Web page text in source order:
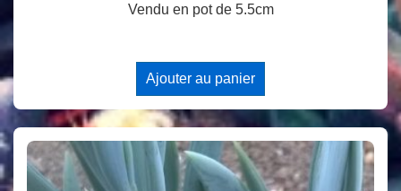
Vendu en pot de 5.5cm
Ajouter au panier